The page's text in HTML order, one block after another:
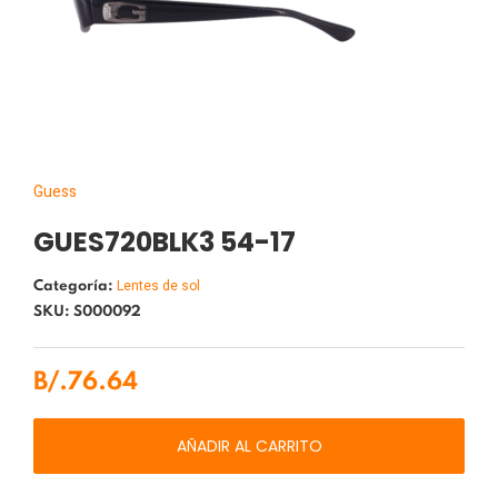
Guess
GUES720BLK3 54-17
Categoría: Lentes de sol
SKU: S000092
B/.76.64
17
AÑADIR AL CARRITO